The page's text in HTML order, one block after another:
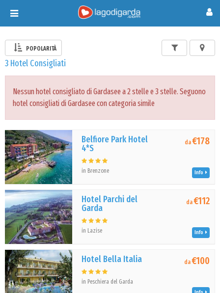
Toggle
navigation
POPOLARITÀ
3 Hotel Consigliati
Nessun hotel consigliato di Gardasee a 2 stelle e 3 stelle. Seguono
hotel consigliati di Gardasee con categoria simile
Belfiore Park Hotel
4*S
in Brenzone
da€178
Info
Hotel Parchi del
Garda
in Lazise
da€112
Info
Hotel Bella Italia
in Peschiera del Garda
da€100